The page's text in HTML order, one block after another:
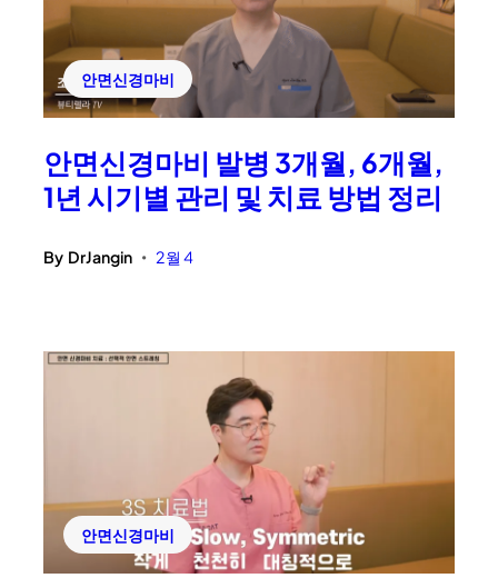
안면신경마비
안면신경마비 발병 3개월, 6개월,
1년 시기별 관리 및 치료 방법 정리
By DrJangin • 2월 4
안면신경마비